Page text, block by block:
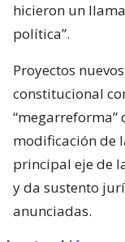
hicieron un
política”.
Proyectos
constitucional
“megarreforma”
modificación de
principal eje de
y da sustento
anunciadas.